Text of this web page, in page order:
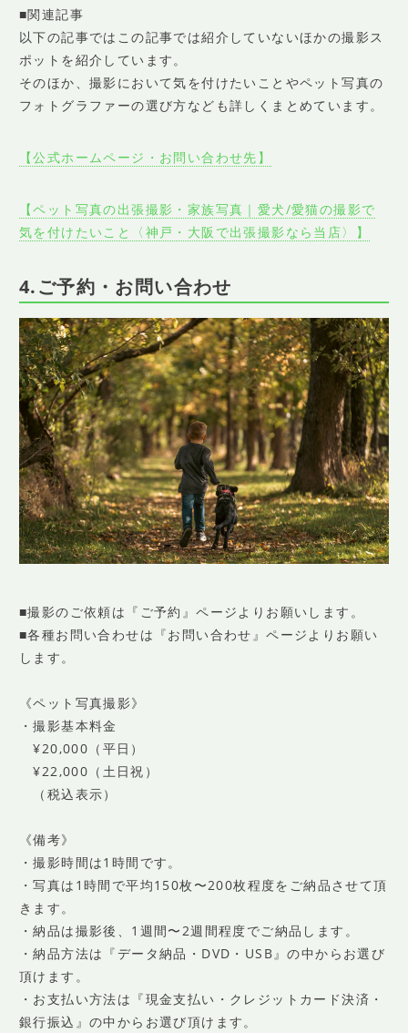
■関連記事
以下の記事ではこの記事では紹介していないほかの撮影ス
ポットを紹介しています。
そのほか、撮影において気を付けたいことやペット写真の
フォトグラファーの選び方なども詳しくまとめています。
【公式ホームページ・お問い合わせ先】
【ペット写真の出張撮影・家族写真｜愛犬/愛猫の撮影で
気を付けたいこと〈神戸・大阪で出張撮影なら当店〉】
4.ご予約・お問い合わせ
■撮影のご依頼は『ご予約』ページよりお願いします。
■各種お問い合わせは『お問い合わせ』ページよりお願い
します。
《ペット写真撮影》
・撮影基本料金
¥20,000（平日）
¥22,000（土日祝）
（税込表示）
《備考》
・撮影時間は1時間です。
・写真は1時間で平均150枚〜200枚程度をご納品させて頂
きます。
・納品は撮影後、1週間〜2週間程度でご納品します。
・納品方法は『データ納品・DVD・USB』の中からお選び
頂けます。
・お支払い方法は『現金支払い・クレジットカード決済・
銀行振込』の中からお選び頂けます。